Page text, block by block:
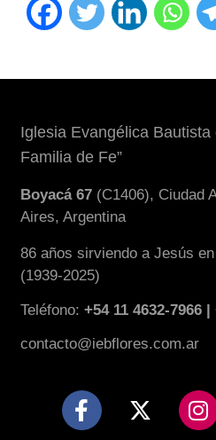
Iglesia Evangélica Bautista
Familia de Fe”
Boyacá 67 (C1406), Ciudad
Aires, Argentina
86 años sirviendo a Jesús
(1939-2025)
Teléfono:+54 11 4632-7966
contacto@iebflores.com.ar
F
a
X
-
I
n